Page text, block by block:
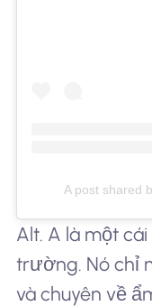
A post shared
Alt. A là một
trường. Nó chỉ
và chuyên về